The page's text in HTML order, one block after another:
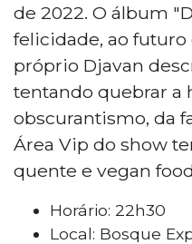
de 2022. O álbum
felicidade, ao futuro
próprio Djavan
tentando quebrar a
obscurantismo, da
Área Vip do show
quente e vegan
Horário: 22h30
Local: Bosque